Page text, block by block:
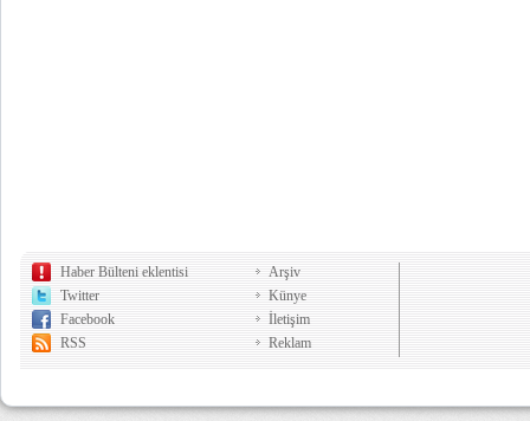
Haber Bülteni eklentisi
Twitter
Facebook
RSS
Arşiv
Künye
İletişim
Reklam